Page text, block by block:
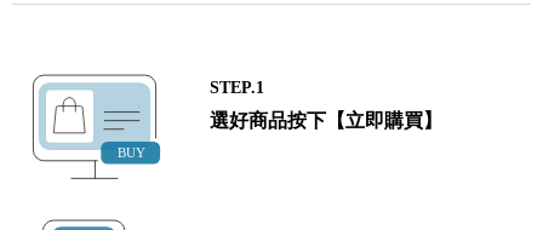
STEP.1
選好商品按下【立即購買】